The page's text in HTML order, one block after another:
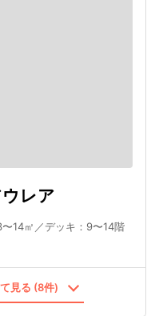
レア
14㎡／デッキ：9〜14階
見る (8件)